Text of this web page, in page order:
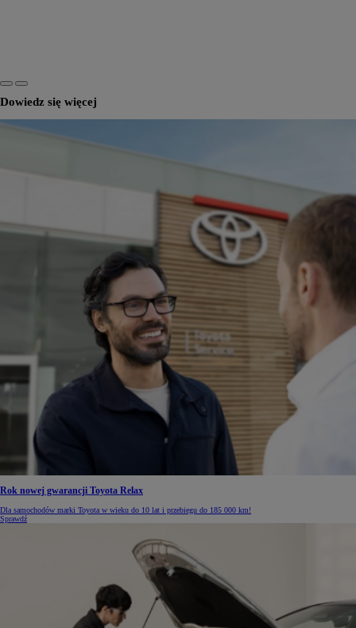
Dowiedz się więcej
Rok nowej gwarancji Toyota Relax
Dla samochodów marki Toyota w wieku do 10 lat i przebiegu do 185 000 km!
Sprawdź